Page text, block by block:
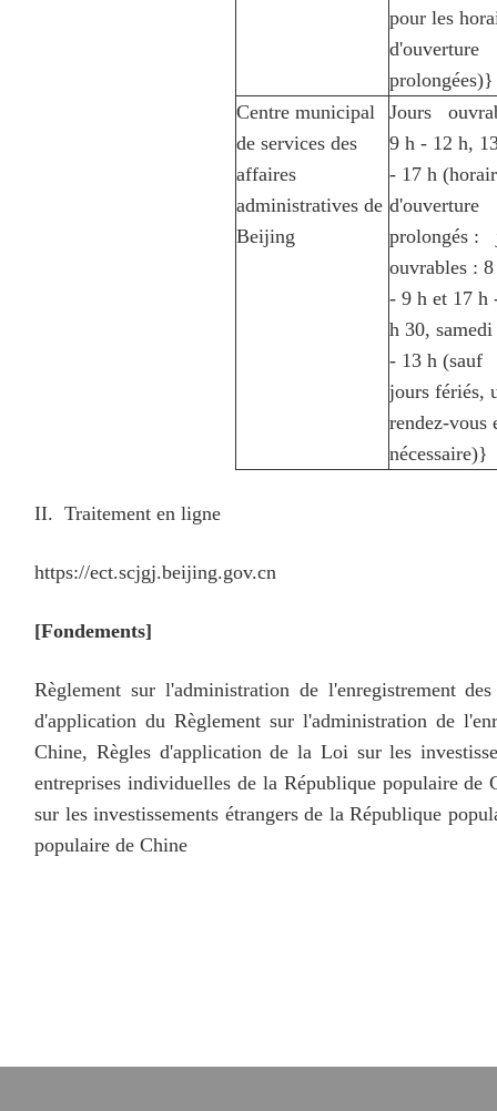
pour les
d'ouverture
prolongées)}
Centre municipal
de services des
affaires
administratives de
Beijing
Jours
9 h - 12 h,
- 17 h
d'ouverture
prolongés :
ouvrables :
- 9 h et 17 h
h 30,
- 13 h (sauf
jours fériés,
rendez-vous
nécessaire)}
II. Traitement en ligne
https://ect.scjgj.beijing.gov.cn
[Fondements]
Règlement sur l'administration de l'enregistrement
d'application du Règlement sur l'administration de
Chine, Règles d'application de la Loi sur les
entreprises individuelles de la République populaire
sur les investissements étrangers de la République
populaire de Chine